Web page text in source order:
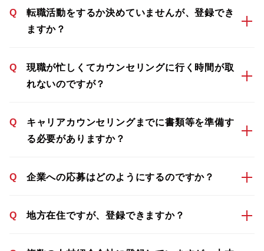
Q
転職活動をするか決めていませんが、登録でき
ますか？
Q
現職が忙しくてカウンセリングに行く時間が取
れないのですが？
Q
キャリアカウンセリングまでに書類等を準備す
る必要がありますか？
Q 企業への応募はどのようにするのですか？
Q 地方在住ですが、登録できますか？